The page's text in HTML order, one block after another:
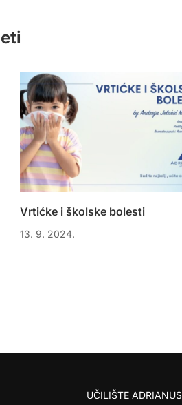
Vrtićke i školske bolesti
13. 9. 2024.
UČILIŠTE ADRIANUS